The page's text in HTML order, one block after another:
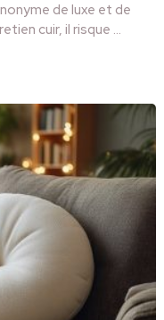
de luxe et de
cuir, il risque …